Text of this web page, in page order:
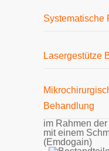
Systematische
Lasergestütze
Behandlung
im Rahmen
mit einem
(Emdogain)